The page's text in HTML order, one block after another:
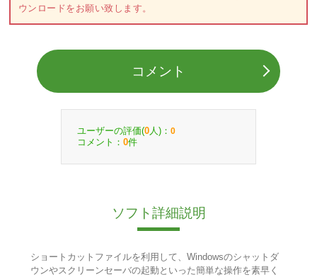
ウンロードをお願い致します。
コメント
ユーザーの評価(0 人)： 0
コメント： 0件
ソフト詳細説明
ショートカットファイルを利用して、Windowsのシャットダ
ウンやスクリーンセーバの起動といった簡単な操作を素早く